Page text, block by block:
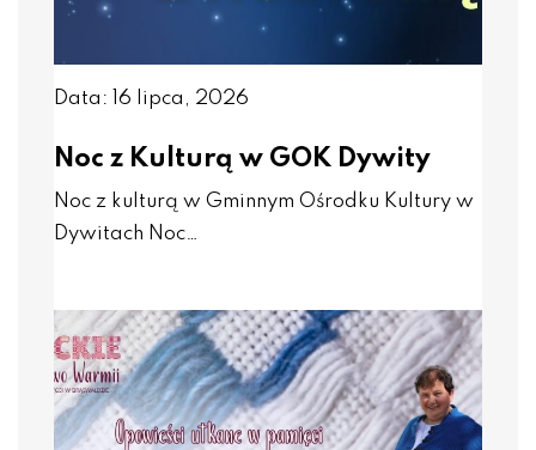
Data: 16 lipca, 2026
Noc z Kulturą w GOK Dywity
Noc z kulturą w Gminnym Ośrodku Kultury w
Dywitach Noc…